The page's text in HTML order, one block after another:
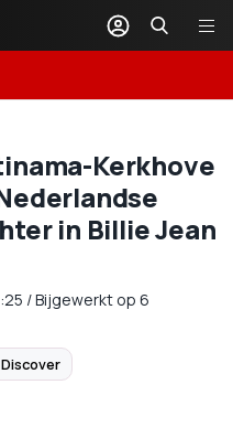
Kerkhove
in Billie Jean
/Bijgewerkt op 6